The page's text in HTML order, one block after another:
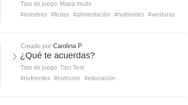
Tipo de juego: Mapa mudo
#nombres #frutas #alimentación #nutrientes #verduras
Creado por Carolina P
¿Qué te acuerdas?
Tipo de juego: Tipo Test
#nutrientes #nutrición #educación